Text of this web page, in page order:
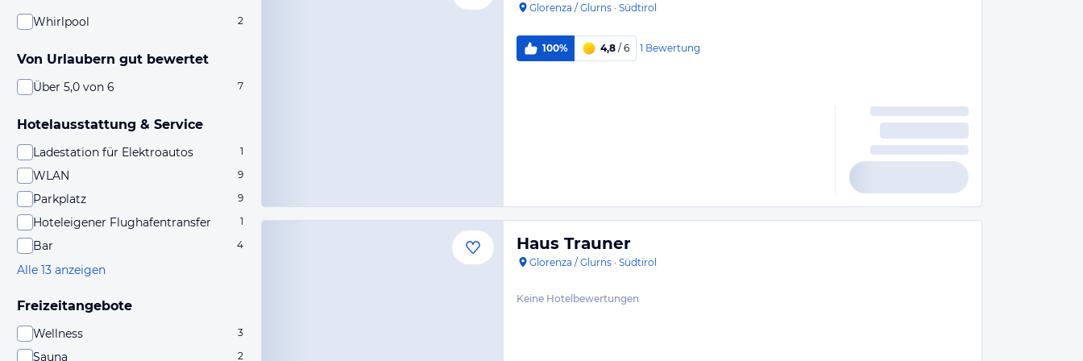
Whirlpool 2
Von Urlaubern gut bewertet
Über 5,0 von 6 7
Hotelausstattung & Service
Ladestation für Elektroautos 1
WLAN 9
Parkplatz 9
Hoteleigener Flughafentransfer 1
Bar 4
Alle 13 anzeigen
Freizeitangebote
Wellness 3
Sauna 2
Glorenza / Glurns · Südtirol
100% 4,8 / 6 1 Bewertung
Haus Trauner
Glorenza / Glurns · Südtirol
Keine Hotelbewertungen